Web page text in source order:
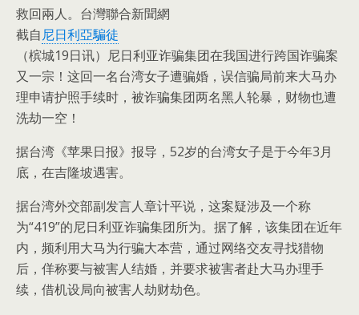
救回兩人。台灣聯合新聞網
截自尼日利亞騙徒
（槟城19日讯）尼日利亚诈骗集团在我国进行跨国诈骗案
又一宗！这回一名台湾女子遭骗婚，误信骗局前来大马办
理申请护照手续时，被诈骗集团两名黑人轮暴，财物也遭
洗劫一空！
据台湾《苹果日报》报导，52岁的台湾女子是于今年3月
底，在吉隆坡遇害。
据台湾外交部副发言人章计平说，这案疑涉及一个称
为“419”的尼日利亚诈骗集团所为。据了解，该集团在近年
内，频利用大马为行骗大本营，通过网络交友寻找猎物
后，佯称要与被害人结婚，并要求被害者赴大马办理手
续，借机设局向被害人劫财劫色。